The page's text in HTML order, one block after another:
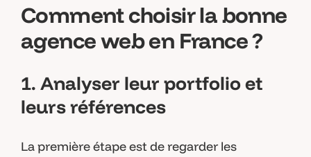
Comment choisir la bonne
agence web en France ?
1. Analyser leur portfolio et
leurs références
La première étape est de regarder les